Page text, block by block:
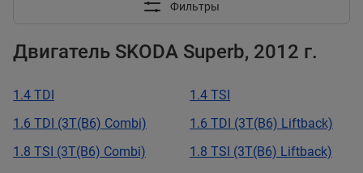
Фильтры
Двигатель SKODA Superb, 2012 г.
1.4 TDI
1.4 TSI
1.6 TDI (3T(B6) Combi)
1.6 TDI (3T(B6) Liftback)
1.8 TSI (3T(B6) Combi)
1.8 TSI (3T(B6) Liftback)